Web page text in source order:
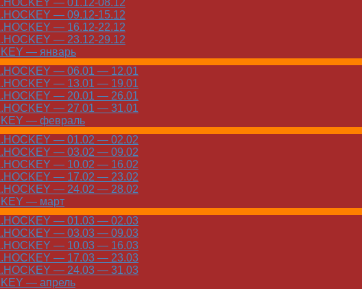
— 01.12-08.12
— 09.12-15.12
— 16.12-22.12
— 23.12-29.12
— январь
— 06.01 — 12.01
— 13.01 — 19.01
— 20.01 — 26.01
— 27.01 — 31.01
— февраль
— 01.02 — 02.02
— 03.02 — 09.02
— 10.02 — 16.02
— 17.02 — 23.02
— 24.02 — 28.02
— март
— 01.03 — 02.03
— 03.03 — 09.03
— 10.03 — 16.03
— 17.03 — 23.03
— 24.03 — 31.03
— апрель